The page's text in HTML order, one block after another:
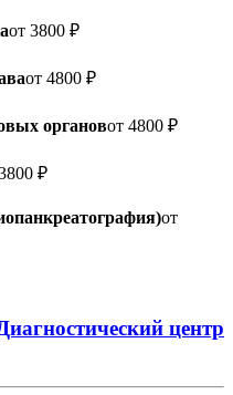
от 3800 ₽
от 4800 ₽
органовот 4800 ₽
₽
от
центр